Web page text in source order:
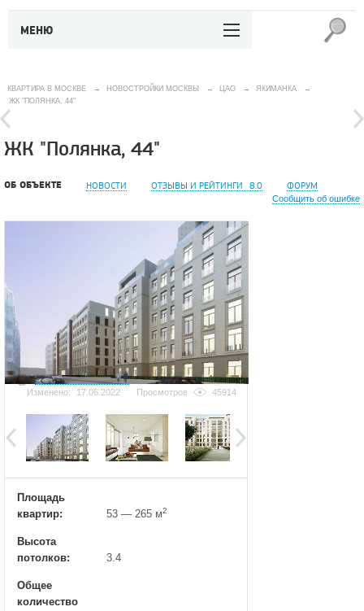
МЕНЮ
КВАРТИРА В МОСКВЕ → НОВОСТРОЙКИ МОСКВЫ → ЦАО → ЯКИМАНКА
→
ЖК "ПОЛЯНКА, 44"
ЖК "Полянка, 44"
ОБ ОБЪЕКТЕ НОВОСТИ ОТЗЫВЫ И РЕЙТИНГИ 8.0 ФОРУМ
Сообщить об ошибке
Добавить фотографию
Изменено:
17.06.2022 Просмотров 45914
Площадь
квартир:
53 — 265 м2
Высота
потолков:
3.4
Общее
количество